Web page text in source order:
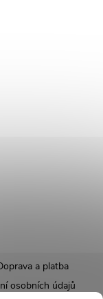
a platba
osobních údajů